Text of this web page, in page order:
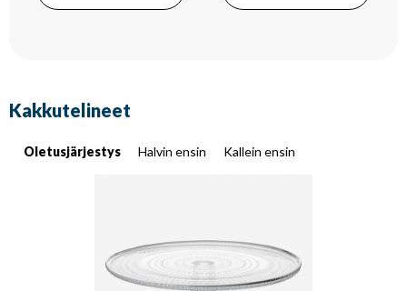
Kakkutelineet
Oletusjärjestys Halvin ensin Kallein ensin